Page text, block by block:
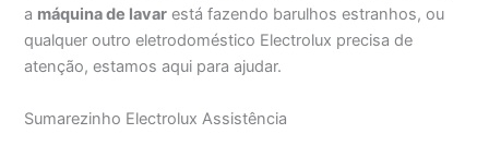
a máquina de lavar está fazendo barulhos estranhos, ou
qualquer outro eletrodoméstico Electrolux precisa de
atenção, estamos aqui para ajudar.
Sumarezinho Electrolux Assistência